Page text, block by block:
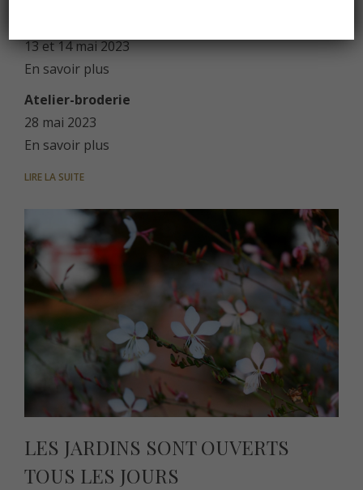
13 et 14 mai 2023
En savoir plus
Atelier-broderie
28 mai 2023
En savoir plus
LIRE LA SUITE
LES JARDINS SONT OUVERTS
TOUS LES JOURS